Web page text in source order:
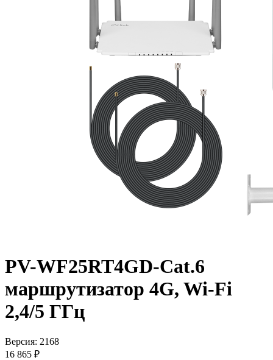
PV-WF25RT4GD-Cat.6
маршрутизатор 4G, Wi-Fi
2,4/5 ГГц
Версия: 2168
16 865 ₽